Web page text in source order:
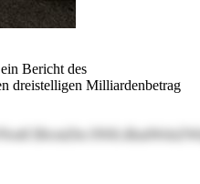
Bericht des
dreistelligen Milliardenbetrag